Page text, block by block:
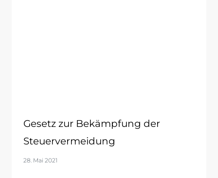
Gesetz zur Bekämpfung der
Steuervermeidung
28. Mai 2021